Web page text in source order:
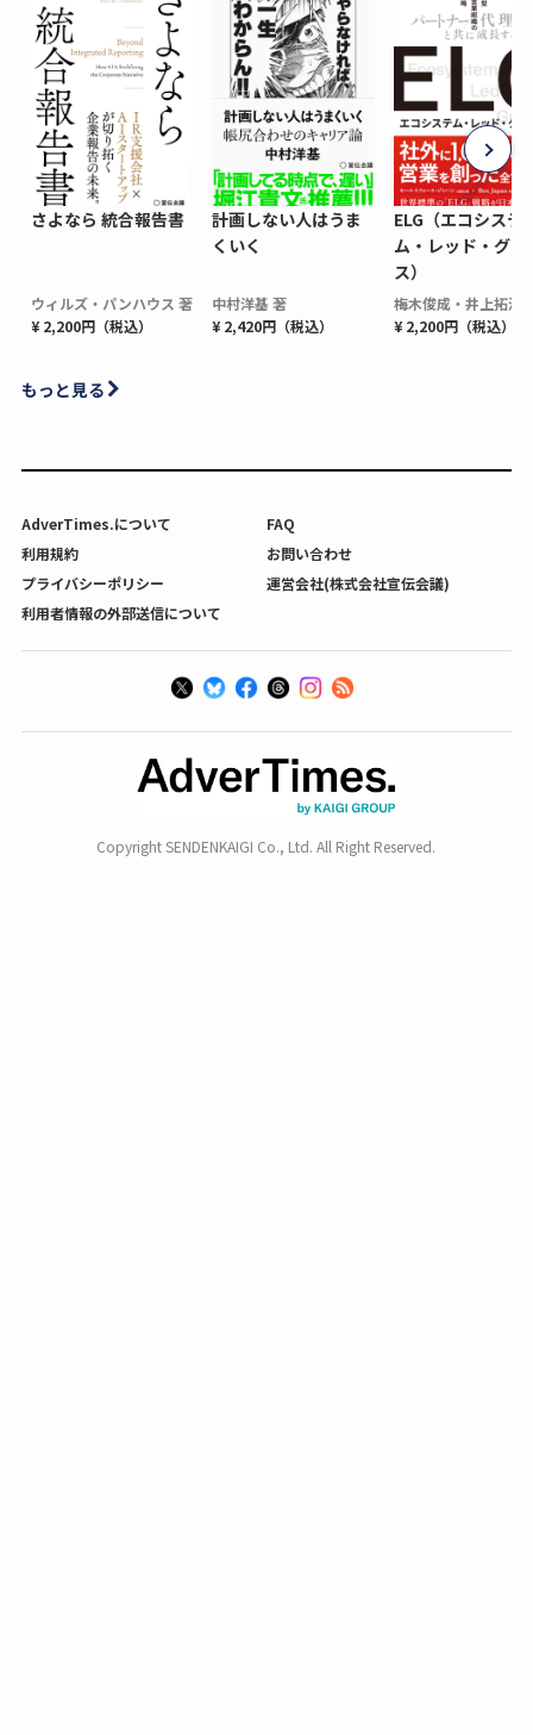
さよなら 統合報告書
ウィルズ・パンハウス 著
¥ 2,200円（税込）
計画しない人はうま
くいく
中村洋基 著
¥ 2,420円（税込）
ELG（エコシステ
ム・レッド・グロ
ス）
梅木俊成・井上拓海
¥ 2,200円（税込）
もっと見る
AdverTimes.について
FAQ
利用規約
お問い合わせ
プライバシーポリシー
運営会社(株式会社宣伝会議)
利用者情報の外部送信について
Copyright SENDENKAIGI Co., Ltd. All Right Reserved.